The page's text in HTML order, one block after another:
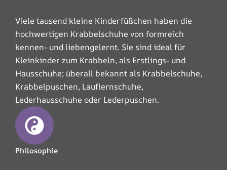
Viele tausend kleine Kinderfüßchen haben die
hochwertigen Krabbelschuhe von formreich
kennen- und liebengelernt. Sie sind ideal für
Kleinkinder zum Krabbeln, als Erstlings- und
Hausschuhe; überall bekannt als Krabbelschuhe,
Krabbelpuschen, Lauflernschuhe,
Lederhausschuhe oder Lederpuschen.
Philosophie